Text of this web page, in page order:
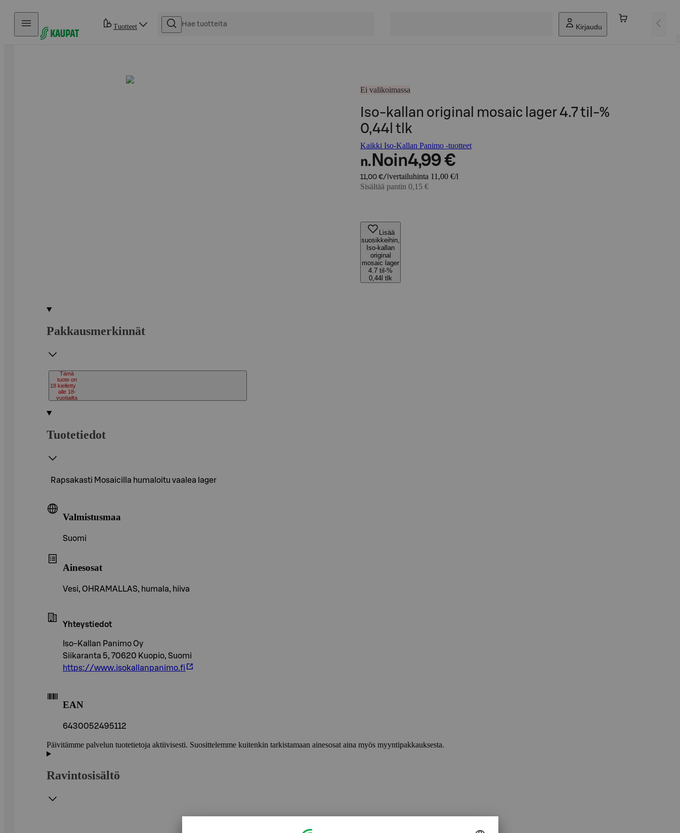
Hyppää sisältöön
Tuotteet Kirjaudu
Ei valikoimassa
Iso-kallan original mosaic lager 4.7 til-%
0,44l tlk
Kaikki Iso-Kallan Panimo -tuotteet
n. Noin4,99 €
11,00 €/l vertailuhinta 11,00 €/l
Sisältää pantin 0,15 €
Lisää
suosikkeihin,
Iso-kallan
original
mosaic lager
4.7 til-%
0,44l tlk
Pakkausmerkinnät
18
Tämä
tuote on
kielletty
alle 18-
vuotiailta
Tuotetiedot
Rapsakasti Mosaicilla humaloitu vaalea lager
Valmistusmaa
Suomi
Ainesosat
Vesi, OHRAMALLAS, humala, hiiva
Yhteystiedot
Iso-Kallan Panimo Oy
Siikaranta 5, 70620 Kuopio, Suomi
https://www.isokallanpanimo.fi
EAN
6430052495112
Päivitämme palvelun tuotetietoja aktiivisesti. Suosittelemme kuitenkin tarkistamaan ainesosat aina myös myyntipakkauksesta.
Ravintosisältö